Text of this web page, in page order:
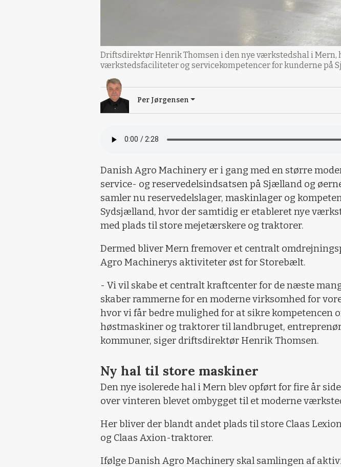
Driftsdirektør Henrik Thomsen i den nye værkstedshal i Mern,
værkstedsfaciliteter og servicekompetencer for kunderne på
Per Jørgensen
Danish Agro Machinery er i gang med en større
service- og reservedelsindsatsen på Sjælland og
samler nu reservedelslager, maskinlager og
Sydsjælland, hvor der samtidig er etableret nye
med plads til store mejetærskere og traktorer.
Dermed bliver Mern fremover et centralt
Agro Machinerys aktiviteter øst for Storebælt.
- Vi vil skabe et centralt kraftcenter for de næste
skaber rammerne for en moderne virksomhed for
hvor vi får bedre mulighed for at sikre kompetencen
høstmaskiner og traktorer til landbruget,
kommuner, siger driftsdirektør Henrik Thomsen.
Ny hal til store maskiner
Den nye isolerede hal i Mern blev opført for fire år
over vinteren blevet ombygget til et moderne
Her bliver der blandt andet plads til store Claas
og Claas Axion-traktorer.
Ifølge Danish Agro Machinery skal samlingen af